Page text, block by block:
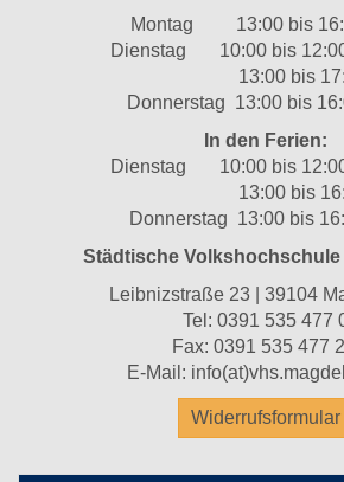
Montag 13:00 bis
Dienstag 10:00 bis
13:00 bis
Donnerstag 13:00 bis
In den Ferien:
Dienstag 10:00 bis
13:00 bis
Donnerstag 13:00 bis
Städtische Volkshochschule
Leibnizstraße 23 | 39104
Tel: 0391 535 477
Fax: 0391 535 477
E-Mail:
Widerrufsformular